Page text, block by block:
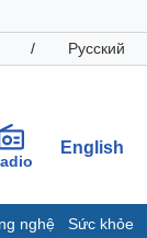
/ Русский
English
nghệ Sức khỏe